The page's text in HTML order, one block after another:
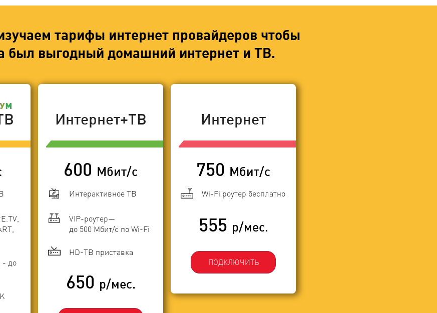
тарифы интернет провайдеров чтобы
был выгодный домашний интернет и ТВ.
- до
Интернет+ТВ
600 Мбит/с
Интерактивное ТВ
VIP-роутер—
до 500 Мбит/с по Wi-Fi
HD-ТВ приставка
650 р/мес.
Интернет
750 Мбит/с
Wi-Fi роутер бесплатно
555 р/мес.
ПОДКЛЮЧИТЬ